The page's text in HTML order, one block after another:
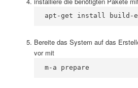
apt-get install build-
Bereite das System auf das
vor mit
m-a prepare